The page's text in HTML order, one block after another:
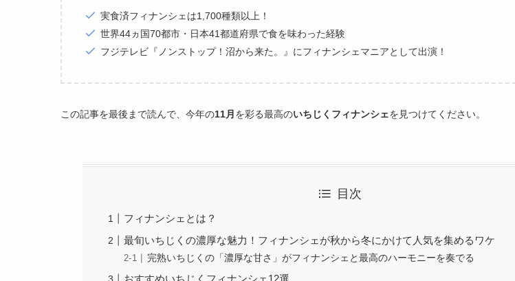
実食済フィナンシェは1,700種類以上！
世界44ヵ国70都市・日本41都道府県で食を味わった経験
フジテレビ『ノンストップ！沼から来た。』にフィナンシェマニアとして出演！
この記事を最後まで読んで、今年の11月 を彩る最高のいちじくフィナンシェを見つけてください。
目次
フィナンシェとは？
最旬いちじくの濃厚な魅力！フィナンシェが秋から冬にかけて人気を集めるワケ
完熟いちじくの「濃厚な甘さ」がフィナンシェと最高のハーモニーを奏でる
おすすめいちじくフィナンシェ12選